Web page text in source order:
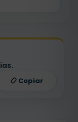
Copiar